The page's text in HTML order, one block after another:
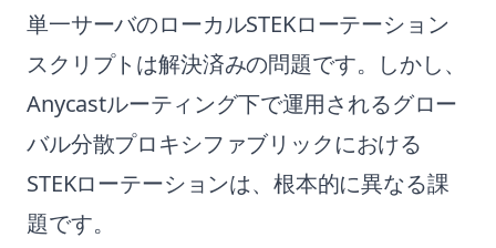
単一サーバのローカルSTEKローテーション
スクリプトは解決済みの問題です。しかし、
Anycastルーティング下で運用されるグロー
バル分散プロキシファブリックにおける
STEKローテーションは、根本的に異なる課
題です。